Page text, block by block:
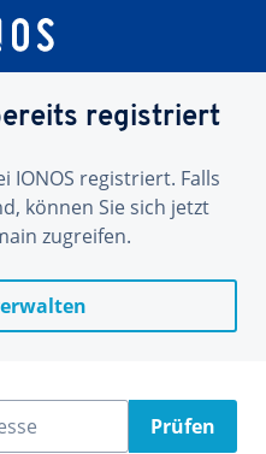
registriert
IONOS registriert. Falls
können Sie sich jetzt
zugreifen.
Prüfen